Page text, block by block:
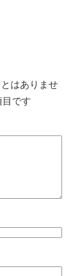
はありませ
です